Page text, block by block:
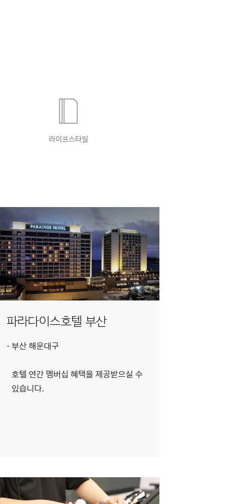
라이프스타일
파라다이스호텔 부산
부산 해운대구
호텔 연간 멤버십 혜택을 제공받으실 수
있습니다.